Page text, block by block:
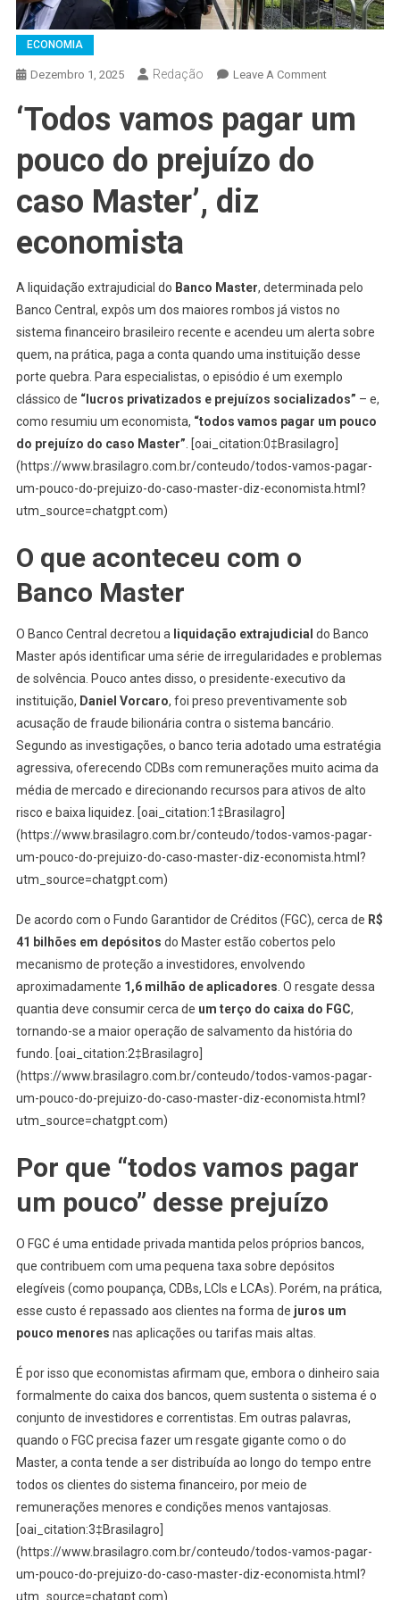
ECONOMIA
Dezembro 1, 2025 Redação Leave A CommentOn
‘Todos vamos pagar um
pouco do prejuízo do
caso Master’, diz
economista
A liquidação extrajudicial do Banco Master, determinada pelo
Banco Central, expôs um dos maiores rombos já vistos no
sistema financeiro brasileiro recente e acendeu um alerta sobre
quem, na prática, paga a conta quando uma instituição desse
porte quebra. Para especialistas, o episódio é um exemplo
clássico de “lucros privatizados e prejuízos socializados” – e,
como resumiu um economista, “todos vamos pagar um pouco
do prejuízo do caso Master” . [oai_citation:0‡Brasilagro]
(https://www.brasilagro.com.br/conteudo/todos-vamos-pagar-
um-pouco-do-prejuizo-do-caso-master-diz-economista.html?
utm_source=chatgpt.com)
O que aconteceu com o
Banco Master
O Banco Central decretou a liquidação extrajudicial do Banco
Master após identificar uma série de irregularidades e problemas
de solvência. Pouco antes disso, o presidente-executivo da
instituição, Daniel Vorcaro, foi preso preventivamente sob
acusação de fraude bilionária contra o sistema bancário.
Segundo as investigações, o banco teria adotado uma estratégia
agressiva, oferecendo CDBs com remunerações muito acima da
média de mercado e direcionando recursos para ativos de alto
risco e baixa liquidez. [oai_citation:1‡Brasilagro]
(https://www.brasilagro.com.br/conteudo/todos-vamos-pagar-
um-pouco-do-prejuizo-do-caso-master-diz-economista.html?
utm_source=chatgpt.com)
De acordo com o Fundo Garantidor de Créditos (FGC), cerca de R$
41 bilhões em depósitos do Master estão cobertos pelo
mecanismo de proteção a investidores, envolvendo
aproximadamente 1,6 milhão de aplicadores . O resgate dessa
quantia deve consumir cerca de um terço do caixa do FGC,
tornando-se a maior operação de salvamento da história do
fundo. [oai_citation:2‡Brasilagro]
(https://www.brasilagro.com.br/conteudo/todos-vamos-pagar-
um-pouco-do-prejuizo-do-caso-master-diz-economista.html?
utm_source=chatgpt.com)
Por que “todos vamos pagar
um pouco” desse prejuízo
O FGC é uma entidade privada mantida pelos próprios bancos,
que contribuem com uma pequena taxa sobre depósitos
elegíveis (como poupança, CDBs, LCIs e LCAs). Porém, na prática,
esse custo é repassado aos clientes na forma de juros um
pouco menores nas aplicações ou tarifas mais altas.
É por isso que economistas afirmam que, embora o dinheiro saia
formalmente do caixa dos bancos, quem sustenta o sistema é o
conjunto de investidores e correntistas. Em outras palavras,
quando o FGC precisa fazer um resgate gigante como o do
Master, a conta tende a ser distribuída ao longo do tempo entre
todos os clientes do sistema financeiro, por meio de
remunerações menores e condições menos vantajosas.
[oai_citation:3‡Brasilagro]
(https://www.brasilagro.com.br/conteudo/todos-vamos-pagar-
um-pouco-do-prejuizo-do-caso-master-diz-economista.html?
utm_source=chatgpt.com)